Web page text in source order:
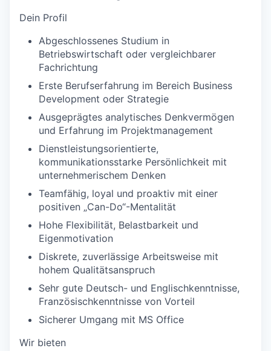
Dein Profil
Abgeschlossenes Studium in
Betriebswirtschaft oder vergleichbarer
Fachrichtung
Erste Berufserfahrung im Bereich Business
Development oder Strategie
Ausgeprägtes analytisches Denkvermögen
und Erfahrung im Projektmanagement
Dienstleistungsorientierte,
kommunikationsstarke Persönlichkeit mit
unternehmerischem Denken
Teamfähig, loyal und proaktiv mit einer
positiven „Can-Do“-Mentalität
Hohe Flexibilität, Belastbarkeit und
Eigenmotivation
Diskrete, zuverlässige Arbeitsweise mit
hohem Qualitätsanspruch
Sehr gute Deutsch- und Englischkenntnisse,
Französischkenntnisse von Vorteil
Sicherer Umgang mit MS Office
Wir bieten